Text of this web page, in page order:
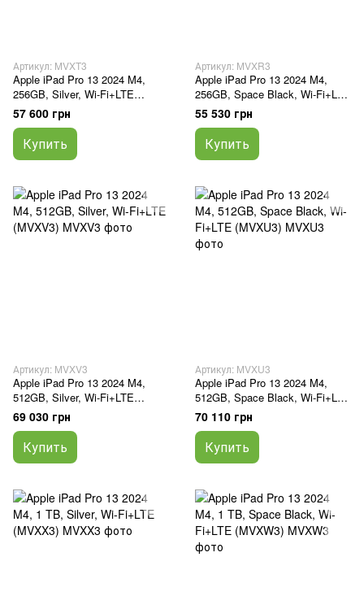
Артикул: MVXT3
Apple iPad Pro 13 2024 M4,
256GB, Silver, Wi-Fi+LTE
(MVXT3)
57 600 грн
Купить
Артикул: MVXR3
Apple iPad Pro 13 2024 M4,
256GB, Space Black, Wi-Fi+LTE
(MVXR3)
55 530 грн
Купить
Артикул: MVXV3
Apple iPad Pro 13 2024 M4,
512GB, Silver, Wi-Fi+LTE
(MVXV3)
69 030 грн
Купить
Артикул: MVXU3
Apple iPad Pro 13 2024 M4,
512GB, Space Black, Wi-Fi+LTE
(MVXU3)
70 110 грн
Купить